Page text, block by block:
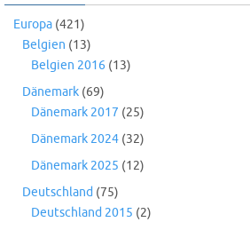
Europa (421)
Belgien (13)
Belgien 2016 (13)
Dänemark (69)
Dänemark 2017 (25)
Dänemark 2024 (32)
Dänemark 2025 (12)
Deutschland (75)
Deutschland 2015 (2)